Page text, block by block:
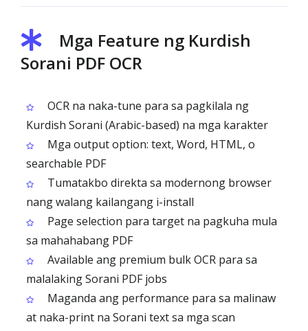
Mga Feature ng Kurdish
Sorani PDF OCR
OCR na naka-tune para sa pagkilala ng
Kurdish Sorani (Arabic-based) na mga karakter
Mga output option: text, Word, HTML, o
searchable PDF
Tumatakbo direkta sa modernong browser
nang walang kailangang i-install
Page selection para target na pagkuha mula
sa mahahabang PDF
Available ang premium bulk OCR para sa
malalaking Sorani PDF jobs
Maganda ang performance para sa malinaw
at naka-print na Sorani text sa mga scan